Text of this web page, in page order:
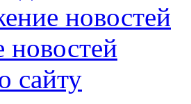
новостей
новостей
сайту